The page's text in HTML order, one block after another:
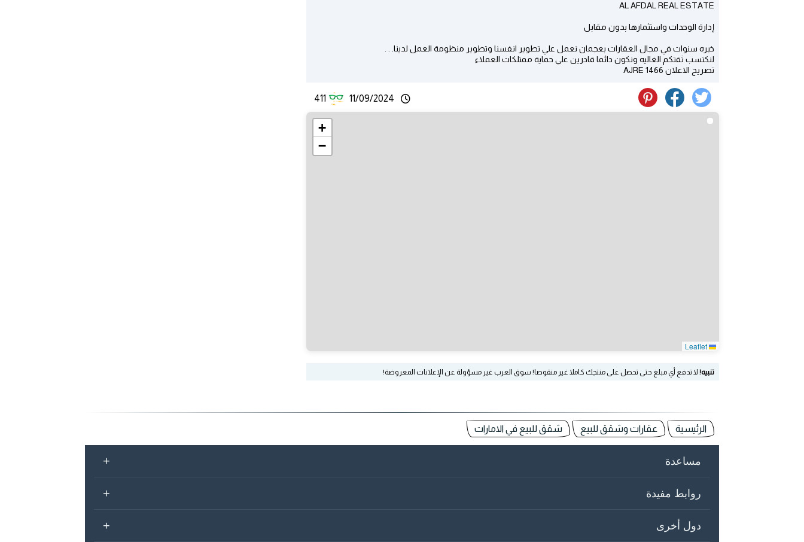
AL AFDAL REAL ESTATE
إدارة الوحدات واستثمارها بدون مقابل
خبره سنوات في مجال العقارات بعجمان نعمل علي تطوير انفسنا وتطوير منظومة العمل لدينا. . .
لنكتسب ثقتكم الغاليه ونكون دائما قادرين علي حماية ممتلكات العملاء
تصريح الاعلان AJRE 1466
11/09/2024
411
+
−
تنبيه! لا تدفع أي مبلغ حتى تحصل على منتجك كاملا غير منقوصا! سوق العرب غير مسؤولة عن الإعلانات المعروضة!
الرئيسية عقارات وشقق للبيع شقق للبيع في الامارات
مساعدة +
روابط مفيدة +
دول أخرى +